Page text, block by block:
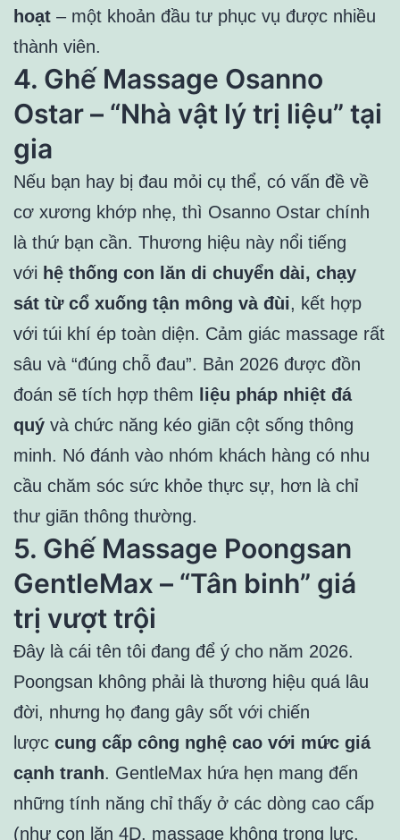
hoạt – một khoản đầu tư phục vụ được nhiều
thành viên.
4. Ghế Massage Osanno
Ostar – “Nhà vật lý trị liệu” tại
gia
Nếu bạn hay bị đau mỏi cụ thể, có vấn đề về
cơ xương khớp nhẹ, thì Osanno Ostar chính
là thứ bạn cần. Thương hiệu này nổi tiếng
với hệ thống con lăn di chuyển dài, chạy
sát từ cổ xuống tận mông và đùi, kết hợp
với túi khí ép toàn diện. Cảm giác massage rất
sâu và “đúng chỗ đau”. Bản 2026 được đồn
đoán sẽ tích hợp thêm
liệu pháp nhiệt đá
quý và chức năng kéo giãn cột sống thông
minh. Nó đánh vào nhóm khách hàng có nhu
cầu chăm sóc sức khỏe thực sự, hơn là chỉ
thư giãn thông thường.
5. Ghế Massage Poongsan
GentleMax – “Tân binh” giá
trị vượt trội
Đây là cái tên tôi đang để ý cho năm 2026.
Poongsan không phải là thương hiệu quá lâu
đời, nhưng họ đang gây sốt với chiến
lược cung cấp công nghệ cao với mức giá
cạnh tranh. GentleMax hứa hẹn mang đến
những tính năng chỉ thấy ở các dòng cao cấp
(như con lăn 4D, massage không trọng lực,